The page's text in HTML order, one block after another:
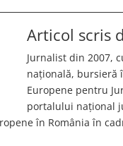
Articol scris
Jurnalist din 2007,
națională, bursieră
Europene pentru
portalului național
în România în